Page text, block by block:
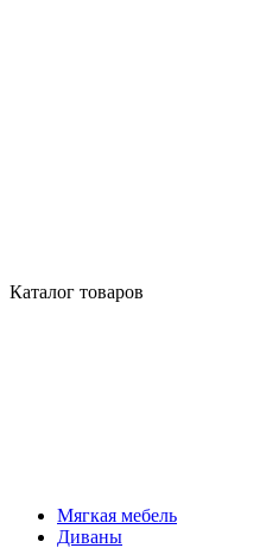
Каталог товаров
Мягкая мебель
Диваны